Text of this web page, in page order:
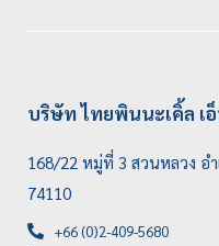
บริษัท ไทยพินนะเคิ้ล เอ็
168/22 หมู่ที่ 3 สวนหลวง อ
74110
+66 (0)2-409-5680